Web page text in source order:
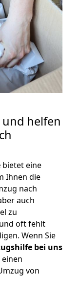
helfen
bietet eine
Ihnen die
nach
auch
zu
oft fehlt
Wenn Sie
bei uns
von